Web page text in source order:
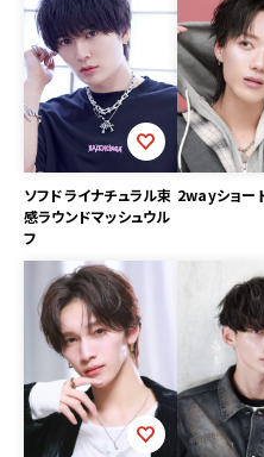
ソフドライナチュラル束
感ラウンドマッシュウル
フ
2wayショー